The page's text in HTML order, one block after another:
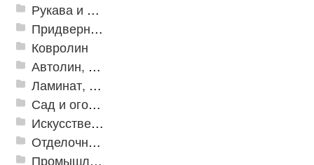
Рукава и шланги промышленные
Придверные решетки
Ковролин
Автолин, Транслин, Линолеум
Ламинат, Кварцвиниловая плитка SPC
Сад и огород
Искусственная трава
Отделочные профили
Промышленный текстиль